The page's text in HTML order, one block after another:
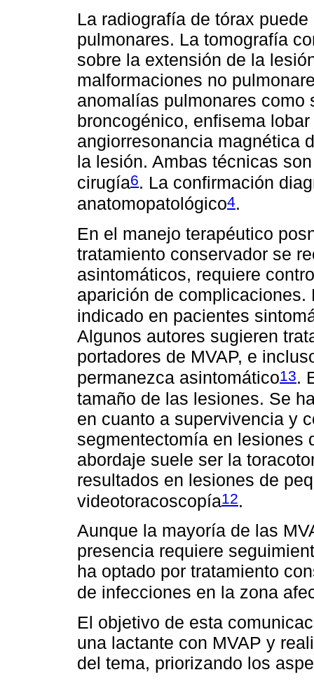
La radiografía de tórax
pulmonares. La tomografía
sobre la extensión de la
malformaciones no
anomalías pulmonares como
broncogénico, enfisema
angiorresonancia magnética
la lesión. Ambas técnicas
cirugía6. La confirmación
anatomopatológico4.
En el manejo terapéutico
tratamiento conservador se
asintomáticos, requiere
aparición de
indicado en pacientes
Algunos autores sugieren
portadores de MVAP, e
permanezca asintomático13.
tamaño de las lesiones. Se
en cuanto a supervivencia y
segmentectomía en lesiones
abordaje suele ser la
resultados en lesiones de
videotoracoscopía12.
Aunque la mayoría de las
presencia requiere
ha optado por tratamiento
de infecciones en la zona
El objetivo de esta
una lactante con MVAP y
del tema, priorizando los